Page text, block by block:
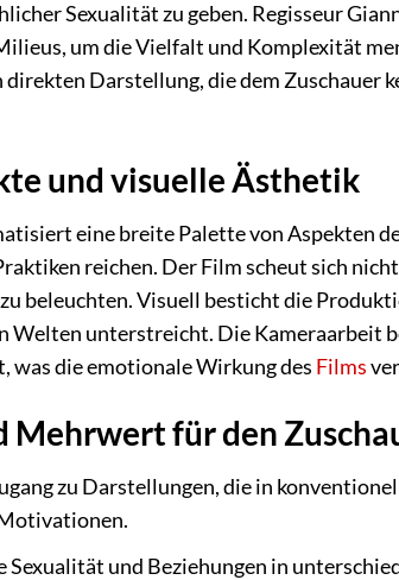
Sexualität zu geben. Regisseur
um die Vielfalt und Komplexität
Darstellung, die dem Zuschauer
und visuelle Ästhetik
eine breite Palette von Aspekten
reichen. Der Film scheut sich
beleuchten. Visuell besticht die
Welten unterstreicht. Die Kameraarbeit
was die emotionale Wirkung des Films
Mehrwert für den
zu Darstellungen, die in
Sexualität und Beziehungen in